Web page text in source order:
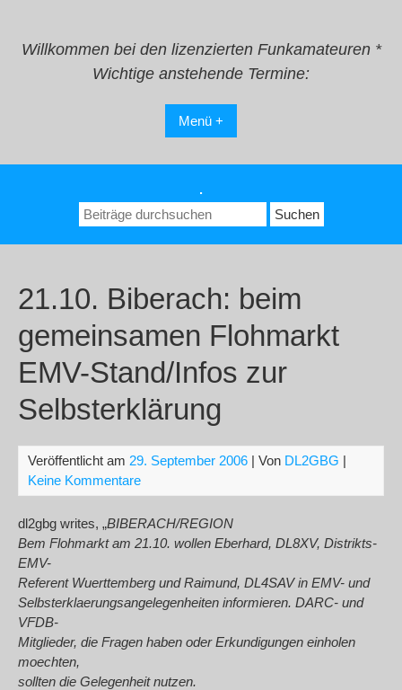
springenWillkommen bei den lizenzierten Funkamateuren *
Wichtige anstehende Termine:
Menü +
.
Suchen
nach:
21.10. Biberach: beim
gemeinsamen Flohmarkt
EMV-Stand/Infos zur
Selbsterklärung
Veröffentlicht am 29. September 2006 | Von DL2GBG |
Keine Kommentare
dl2gbg writes, „BIBERACH/REGION
Bem Flohmarkt am 21.10. wollen Eberhard, DL8XV, Distrikts-
EMV-
Referent Wuerttemberg und Raimund, DL4SAV in EMV- und
Selbsterklaerungsangelegenheiten informieren. DARC- und
VFDB-
Mitglieder, die Fragen haben oder Erkundigungen einholen
moechten,
sollten die Gelegenheit nutzen.